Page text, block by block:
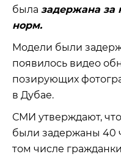
была задержана за
норм.
Модели были
появилось видео
позирующих
в Дубае.
СМИ утверждают,
были задержаны 40
том числе